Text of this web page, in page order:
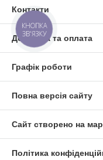
Контакти
Доставка та оплата
Графік роботи
Повна версія сайту
Сайт створено на
Політика
КНОПКА
ЗВ'ЯЗКУ